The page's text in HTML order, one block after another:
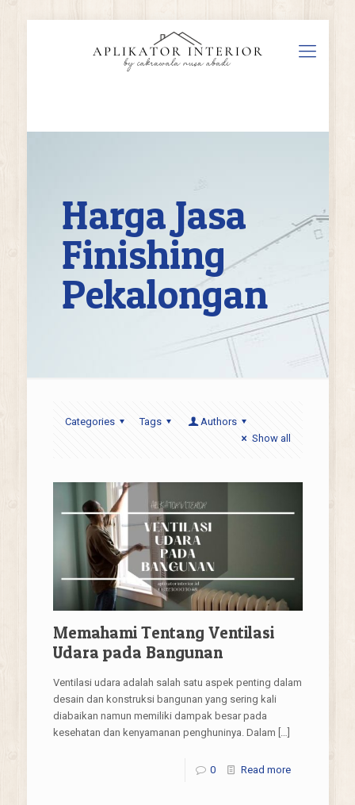
Harga Jasa
Finishing
Pekalongan
Categories Tags
Authors
Show all
Memahami Tentang Ventilasi
Udara pada Bangunan
Ventilasi udara adalah salah satu aspek penting dalam
desain dan konstruksi bangunan yang sering kali
diabaikan namun memiliki dampak besar pada
kesehatan dan kenyamanan penghuninya. Dalam […]
0 Read more